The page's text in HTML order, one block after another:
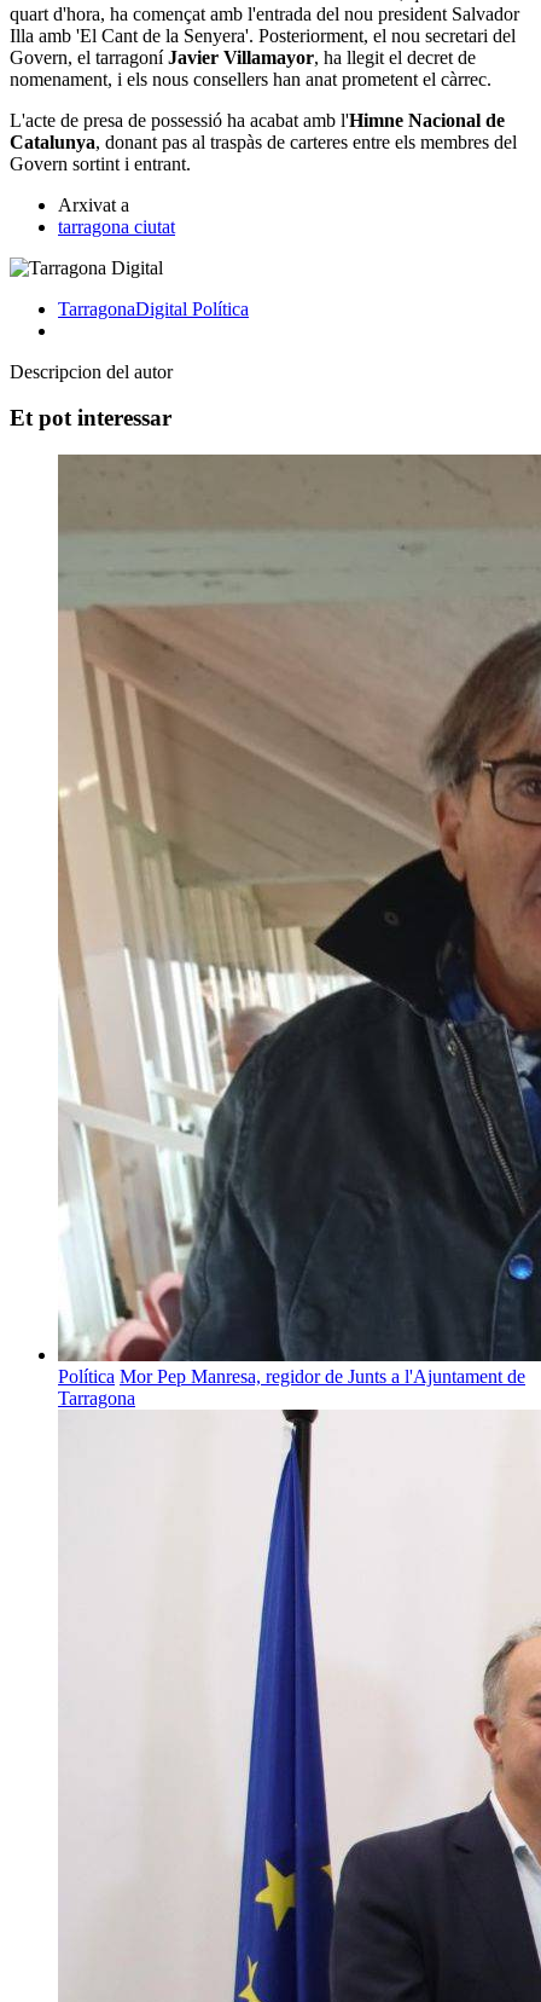
quart d'hora, ha començat amb l'entrada del nou president Salvador
Illa amb 'El Cant de la Senyera'. Posteriorment, el nou secretari del
Govern, el tarragoníJavier Villamayor, ha llegit el decret de
nomenament, i els nous consellers han anat prometent el càrrec.
L'acte de presa de possessió ha acabat amb l'Himne Nacional de
Catalunya, donant pas al traspàs de carteres entre els membres del
Govern sortint i entrant.
Arxivat a
tarragona ciutat
TarragonaDigital Política
Descripcion del autor
Et pot interessar
Política Mor Pep Manresa, regidor de Junts a l'Ajuntament de
Tarragona